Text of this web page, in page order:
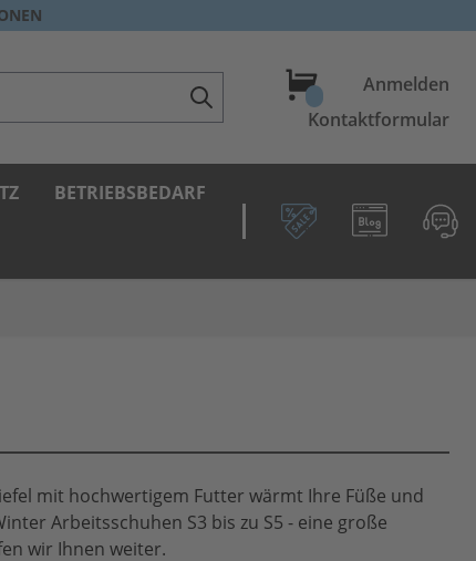
WarenkorbAnmelden
Kontaktformular
BETRIEBSBEDARF
mit hochwertigem Futter wärmt Ihre Füße und
Arbeitsschuhen S3 bis zu S5 - eine große
wir Ihnen weiter.